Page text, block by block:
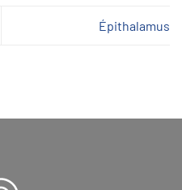
Épithalamus